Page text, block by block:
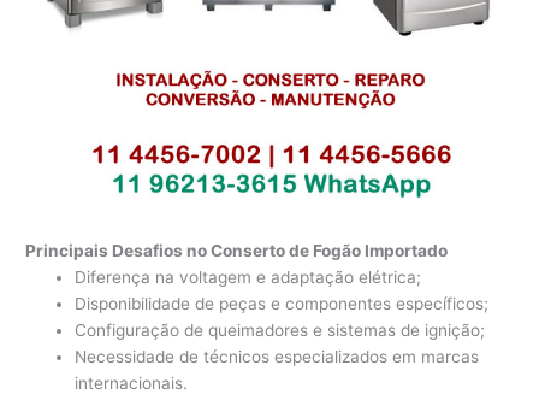
Principais Desafios no Conserto de Fogão Importado
Diferença na voltagem e adaptação elétrica;
Disponibilidade de peças e componentes específicos;
Configuração de queimadores e sistemas de ignição;
Necessidade de técnicos especializados em marcas
internacionais.